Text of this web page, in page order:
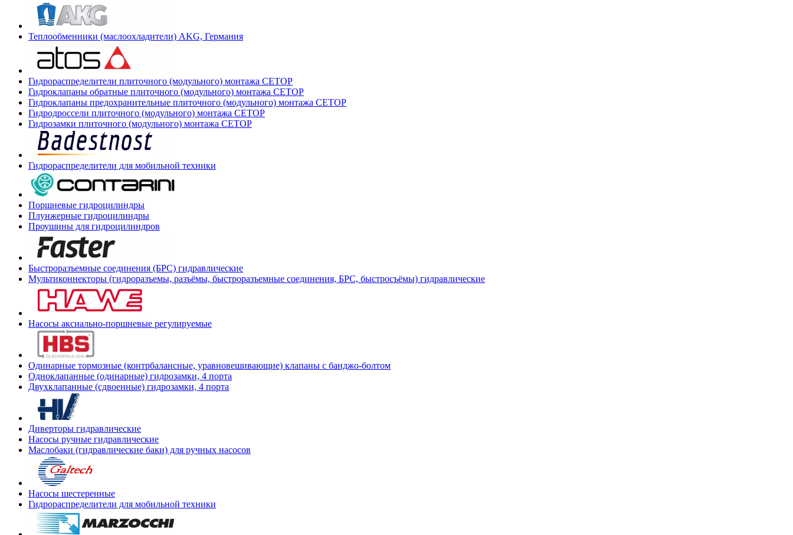
Теплообменники (маслоохладители) AKG, Германия
Гидрораспределители плиточного (модульного) монтажа СЕТОР
Гидроклапаны обратные плиточного (модульного) монтажа CETOP
Гидроклапаны предохранительные плиточного (модульного) монтажа CETOP
Гидродроссели плиточного (модульного) монтажа CETOP
Гидрозамки плиточного (модульного) монтажа CETOP
Гидрораспределители для мобильной техники
Поршневые гидроцилиндры
Плунжерные гидроцилиндры
Проушины для гидроцилиндров
Быстроразъемные соединения (БРС) гидравлические
Мультиконнекторы (гидроразъемы, разъёмы, быстроразъемные соединения, БРС, быстросъёмы) гидравлические
Насосы аксиально-поршневые регулируемые
Одинарные тормозные (контрбалансные, уравновешивающие) клапаны с банджо-болтом
Одноклапанные (одинарные) гидрозамки, 4 порта
Двухклапанные (сдвоенные) гидрозамки, 4 порта
Диверторы гидравлические
Насосы ручные гидравлические
Маслобаки (гидравлические баки) для ручных насосов
Насосы шестеренные
Гидрораспределители для мобильной техники